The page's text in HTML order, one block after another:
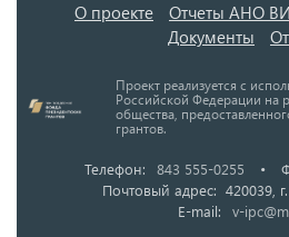
О проекте Отчеты АНО
Документы
Проект реализуется с
Российской Федерации на
общества,
грантов.
Телефон: 843 555-0255 •
Почтовый адрес: 420039,
E-mail:
v-